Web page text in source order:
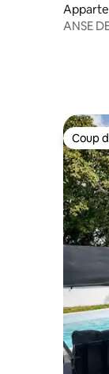
ANSE
Coup
Coup